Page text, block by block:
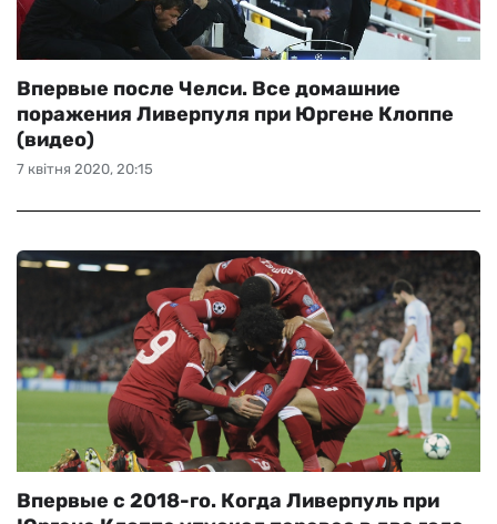
7 квітня 2020, 20:15
Впервые после Челси. Все домашние
поражения Ливерпуля при Юргене Клоппе
(видео)
Впервые с 2018-го. Когда Ливерпуль при